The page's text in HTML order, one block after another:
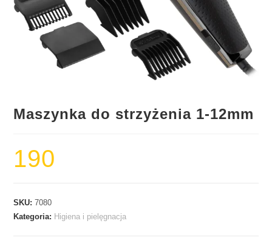
Maszynka do strzyżenia 1-12mm
190
SKU:7080
Kategoria: Higiena i pielęgnacja